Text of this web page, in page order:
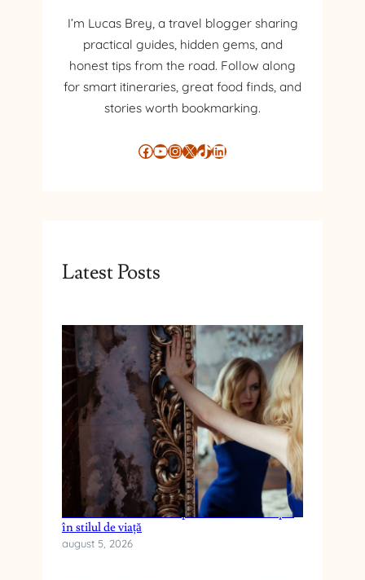
I’m Lucas Brey, a travel blogger sharing
practical guides, hidden gems, and
honest tips from the road. Follow along
for smart itineraries, great food finds, and
stories worth bookmarking.
Facebook YouTube InstagramX TikTok LinkedIn
Latest Posts
Cum reduci anxietatea prin schimbări simple
în stilul de viață
august 5, 2026